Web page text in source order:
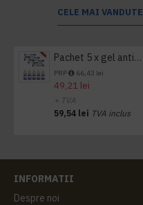
CELE MAI VANDUTE
Pachet 5 x gel antibacterian 50ml si 3 x Servetele antibacteriene 48 buc Hygienium
PRP 66,43 lei
49,21 lei
+ TVA
59,54 lei TVA inclus
INFORMATII
Despre noi